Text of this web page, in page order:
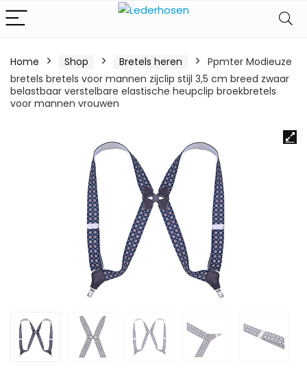
Home Shop Bretels heren
Ppmter Modieuze
bretels bretels voor mannen zijclip stijl 3,5 cm breed zwaar
belastbaar verstelbare elastische heupclip broekbretels
voor mannen vrouwen